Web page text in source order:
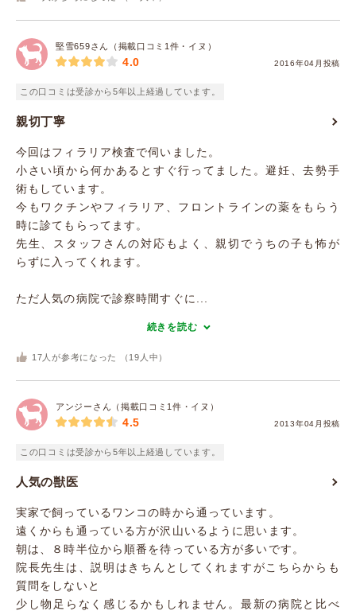
堅雪659さん（掲載口コミ1件・イヌ）
2016年04月投稿
4.0
この口コミは受診から5年以上経過しています。
親切丁寧
今回はフィラリア検査で伺いました。
小さい頃から何かあるとすぐ行ってました。避妊、去勢手
術もしています。
今もワクチンやフィラリア、フロントラインの薬をもらう
時に診てもらってます。
先生、スタッフさんの対応もよく、親切でうちの子も怖が
らずに入ってくれます。
ただ人気の病院で診察時間すぐに...
続きを読む
17 人が参考になった （ 19 人中）
アンジーさん（掲載口コミ1件・イヌ）
2013年04月投稿
4.5
この口コミは受診から5年以上経過しています。
人気の獣医
実家で飼っているワンコの時から通っています。
遠くからも通っている方が沢山いるように思います。
朝は、８時半位から順番を待っている方が多いです。
院長先生は、説明はきちんとしてくれますがこちらからも
質問をしないと
少し物足らなく感じるかもしれません。最新の病院と比べ